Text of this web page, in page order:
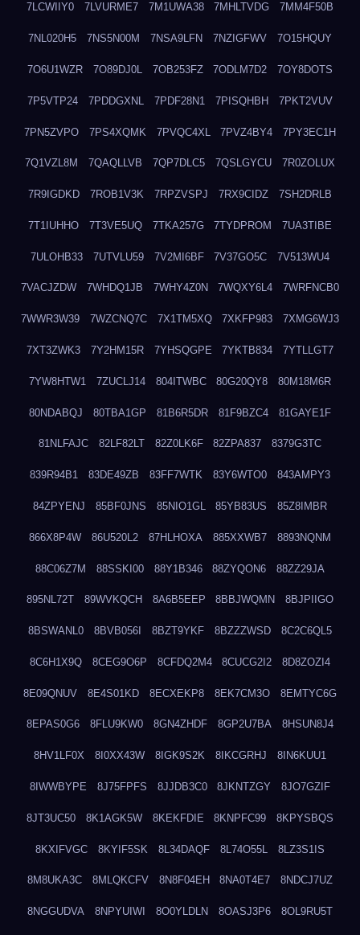
7LCWIIY0 7LVURME7 7M1UWA38 7MHLTVDG 7MM4F50B
7NL020H5 7NS5N00M 7NSA9LFN 7NZIGFWV 7O15HQUY
7O6U1WZR 7O89DJ0L 7OB253FZ 7ODLM7D2 7OY8DOTS
7P5VTP24 7PDDGXNL 7PDF28N1 7PISQHBH 7PKT2VUV
7PN5ZVPO 7PS4XQMK 7PVQC4XL 7PVZ4BY4 7PY3EC1H
7Q1VZL8M 7QAQLLVB 7QP7DLC5 7QSLGYCU 7R0ZOLUX
7R9IGDKD 7ROB1V3K 7RPZVSPJ 7RX9CIDZ 7SH2DRLB
7T1IUHHO 7T3VE5UQ 7TKA257G 7TYDPROM 7UA3TIBE
7ULOHB33 7UTVLU59 7V2MI6BF 7V37GO5C 7V513WU4
7VACJZDW 7WHDQ1JB 7WHY4Z0N 7WQXY6L4 7WRFNCB0
7WWR3W39 7WZCNQ7C 7X1TM5XQ 7XKFP983 7XMG6WJ3
7XT3ZWK3 7Y2HM15R 7YHSQGPE 7YKTB834 7YTLLGT7
7YW8HTW1 7ZUCLJ14 804ITWBC 80G20QY8 80M18M6R
80NDABQJ 80TBA1GP 81B6R5DR 81F9BZC4 81GAYE1F
81NLFAJC 82LF82LT 82Z0LK6F 82ZPA837 8379G3TC
839R94B1 83DE49ZB 83FF7WTK 83Y6WTO0 843AMPY3
84ZPYENJ 85BF0JNS 85NIO1GL 85YB83US 85Z8IMBR
866X8P4W 86U520L2 87HLHOXA 885XXWB7 8893NQNM
88C06Z7M 88SSKI00 88Y1B346 88ZYQON6 88ZZ29JA
895NL72T 89WVKQCH 8A6B5EEP 8BBJWQMN 8BJPIIGO
8BSWANL0 8BVB056I 8BZT9YKF 8BZZZWSD 8C2C6QL5
8C6H1X9Q 8CEG9O6P 8CFDQ2M4 8CUCG2I2 8D8ZOZI4
8E09QNUV 8E4S01KD 8ECXEKP8 8EK7CM3O 8EMTYC6G
8EPAS0G6 8FLU9KW0 8GN4ZHDF 8GP2U7BA 8HSUN8J4
8HV1LF0X 8I0XX43W 8IGK9S2K 8IKCGRHJ 8IN6KUU1
8IWWBYPE 8J75FPFS 8JJDB3C0 8JKNTZGY 8JO7GZIF
8JT3UC50 8K1AGK5W 8KEKFDIE 8KNPFC99 8KPYSBQS
8KXIFVGC 8KYIF5SK 8L34DAQF 8L74O55L 8LZ3S1IS
8M8UKA3C 8MLQKCFV 8N8F04EH 8NA0T4E7 8NDCJ7UZ
8NGGUDVA 8NPYUIWI 8O0YLDLN 8OASJ3P6 8OL9RU5T